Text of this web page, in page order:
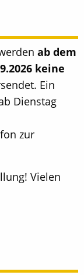
ab dem
keine
Ein
Dienstag
zur
Vielen